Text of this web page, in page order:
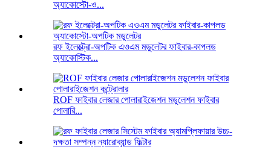
অ্যাকোস্টো-ও...
রফ ইলেক্ট্রো-অপটিক এওএম মডুলেটর ফাইবার-কাপলড
অ্যাকোস্টিক...
ROF ফাইবার লেজার পোলারাইজেশন মডুলেশন ফাইবার
পোলারি...